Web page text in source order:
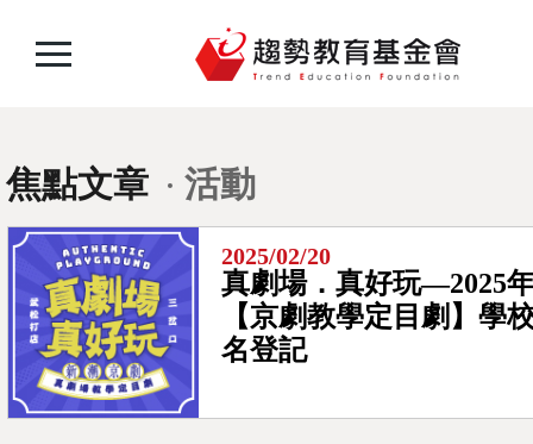
焦點文章 活動
2025/02/20
真劇場．真好玩—2025
【京劇教學定目劇】學
名登記